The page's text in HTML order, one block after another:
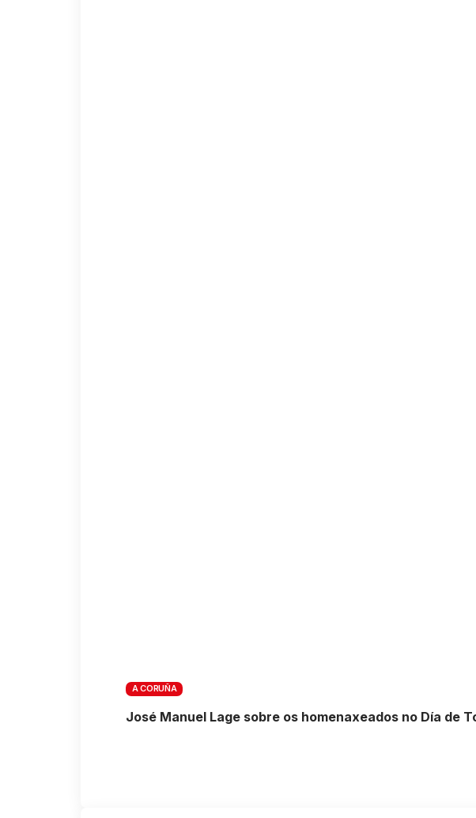
A CORUÑA
José Manuel Lage sobre os homenaxeados no Día de